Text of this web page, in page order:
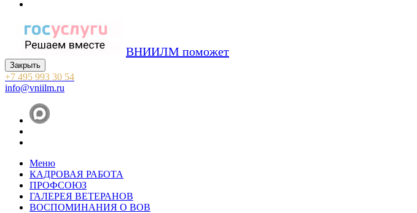
ВНИИЛМ поможет
Закрыть
+7 495 993 30 54
info@vniilm.ru
Меню
КАДРОВАЯ РАБОТА
ПРОФСОЮЗ
ГАЛЕРЕЯ ВЕТЕРАНОВ
ВОСПОМИНАНИЯ О ВОВ